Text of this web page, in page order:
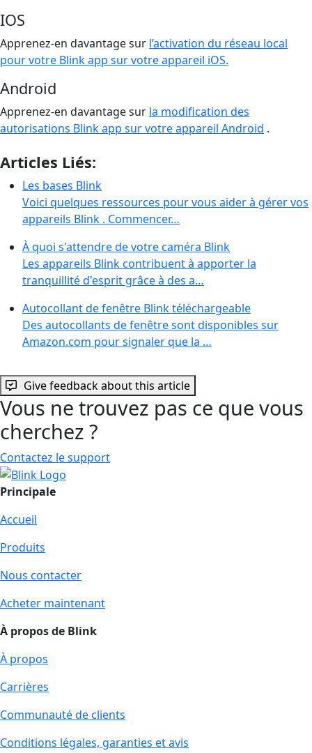
IOS
Apprenez-en davantage sur l’activation du réseau local
pour votre Blink app sur votre appareil iOS.
Android
Apprenez-en davantage sur la modification des
autorisations Blink app sur votre appareil Android .
Articles Liés:
Les bases Blink
Voici quelques ressources pour vous aider à gérer vos
appareils Blink . Commencer…
À quoi s'attendre de votre caméra Blink
Les appareils Blink contribuent à apporter la
tranquillité d'esprit grâce à des a…
Autocollant de fenêtre Blink téléchargeable
Des autocollants de fenêtre sont disponibles sur
Amazon.com pour signaler que la …
Give feedback about this article
Vous ne trouvez pas ce que vous
cherchez ?
Contactez le support
Principale
Accueil
Produits
Nous contacter
Acheter maintenant
À propos de Blink
À propos
Carrières
Communauté de clients
Conditions légales, garanties et avis